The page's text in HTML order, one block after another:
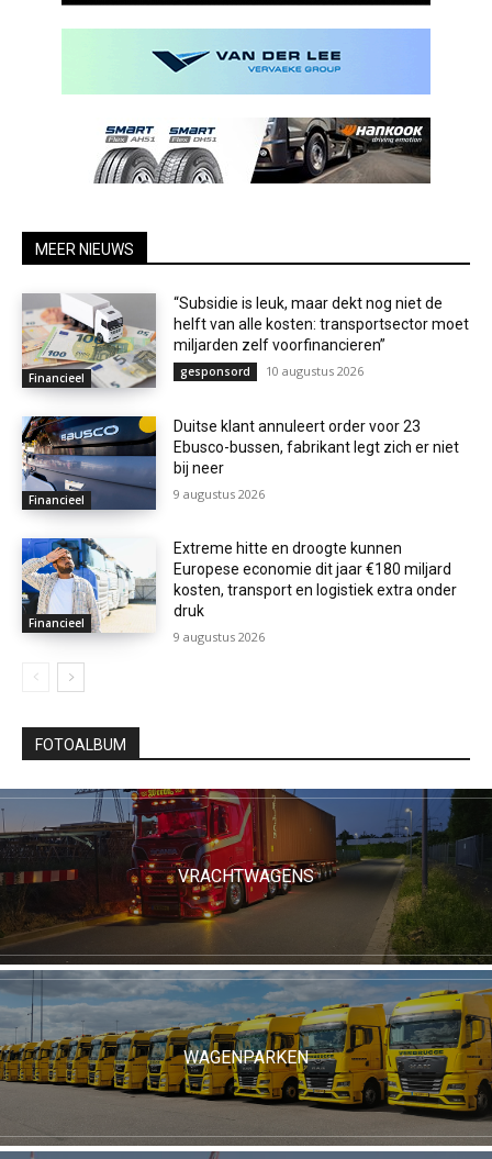
MEER NIEUWS
Financieel
“Subsidie is leuk, maar dekt nog niet de
helft van alle kosten: transportsector moet
miljarden zelf voorfinancieren”
gesponsord 10 augustus 2026
Financieel
Duitse klant annuleert order voor 23
Ebusco-bussen, fabrikant legt zich er niet
bij neer
9 augustus 2026
Financieel
Extreme hitte en droogte kunnen
Europese economie dit jaar €180 miljard
kosten, transport en logistiek extra onder
druk
9 augustus 2026
FOTOALBUM
VRACHTWAGENS
WAGENPARKEN